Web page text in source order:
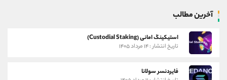
آخرین مطالب
استیکینگ امانی (Custodial Staking)
تاریخ انتشار : ۱۴ مرداد ۱۴۰۵
فایردنسر سولانا